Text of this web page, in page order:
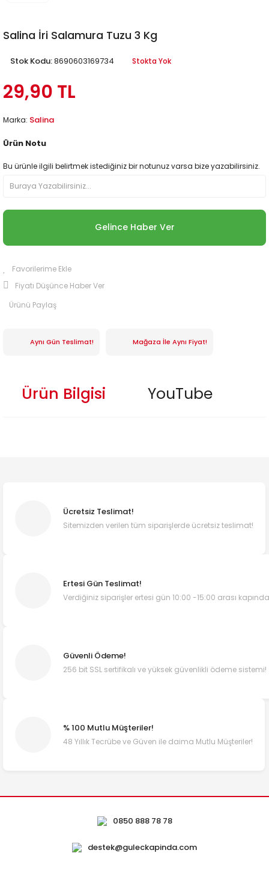
Salina İri Salamura Tuzu 3 Kg
Stok Kodu:8690603169734 Stokta Yok
29,90 TL
Marka: Salina
Ürün Notu
Bu ürünle ilgili belirtmek istediğiniz bir notunuz varsa bize yazabilirsiniz.
Gelince Haber Ver
Fiyatı Düşünce Haber Ver
Ürünü Paylaş
Aynı Gün Teslimat! Mağaza İle Aynı Fiyat!
Ürün Bilgisi YouTube
Ücretsiz Teslimat!
Sitemizden verilen tüm siparişlerde ücretsiz teslimat!
Ertesi Gün Teslimat!
Verdiğiniz siparişler ertesi gün 10:00 -15:00 arası
Güvenli Ödeme!
256 bit SSL sertifikalı ve yüksek güvenlikli ödeme sistemi!
% 100 Mutlu Müşteriler!
48 Yıllık Tecrübe ve Güven ile daima Mutlu Müşteriler!
0850 888 78 78
destek@guleckapinda.com